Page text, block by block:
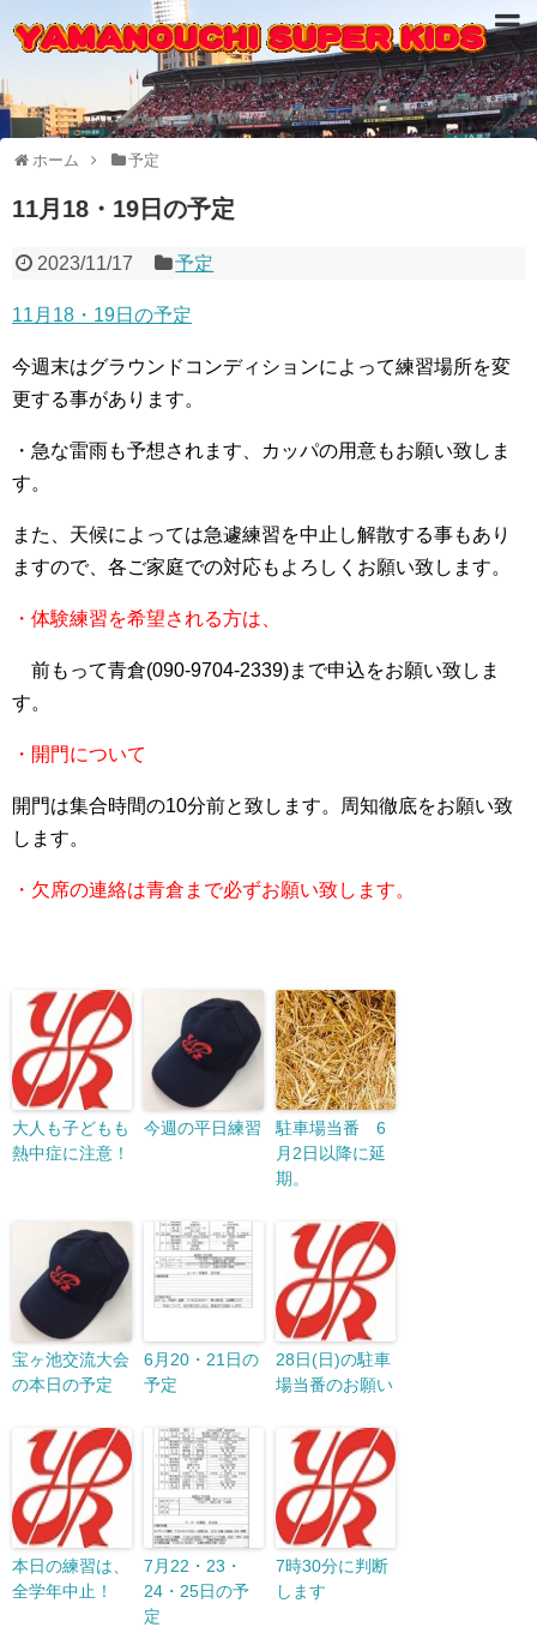
ホーム 予定
11月18・19日の予定
2023/11/17 予定
11月18・19日の予定
今週末はグラウンドコンディションによって練習場所を変
更する事があります。
・急な雷雨も予想されます、カッパの用意もお願い致しま
す。
また、天候によっては急遽練習を中止し解散する事もあり
ますので、各ご家庭での対応もよろしくお願い致します。
・体験練習を希望される方は、
前もって青倉(090-9704-2339)まで申込をお願い致しま
す。
・開門について
開門は集合時間の10分前と致します。周知徹底をお願い致
します。
・欠席の連絡は青倉まで必ずお願い致します。
大人も子どもも
熱中症に注意！
今週の平日練習
駐車場当番 6
月2日以降に延
期。
宝ヶ池交流大会
の本日の予定
6月20・21日の
予定
28日(日)の駐車
場当番のお願い
本日の練習は、
全学年中止！
7月22・23・
24・25日の予
定
7時30分に判断
します